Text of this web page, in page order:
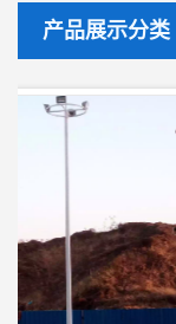
产品展示分类